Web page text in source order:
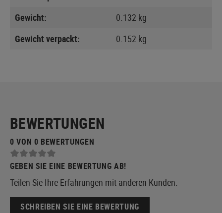
Gewicht:
0.132 kg
Gewicht verpackt:
0.152 kg
BEWERTUNGEN
0 VON 0 BEWERTUNGEN
GEBEN SIE EINE BEWERTUNG AB!
Teilen Sie Ihre Erfahrungen mit anderen Kunden.
SCHREIBEN SIE EINE BEWERTUNG